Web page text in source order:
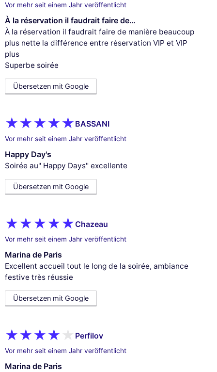
Vor mehr seit einem Jahr veröffentlicht
À la réservation il faudrait faire de…
À la réservation il faudrait faire de manière beaucoup
plus nette la différence entre réservation VIP et VIP
plus
Superbe soirée
Übersetzen mit Google
BASSANI
Vor mehr seit einem Jahr veröffentlicht
Happy Day's
Soirée au" Happy Days" excellente
Übersetzen mit Google
Chazeau
Vor mehr seit einem Jahr veröffentlicht
Marina de Paris
Excellent accueil tout le long de la soirée, ambiance
festive très réussie
Übersetzen mit Google
Perfilov
Vor mehr seit einem Jahr veröffentlicht
Marina de Paris